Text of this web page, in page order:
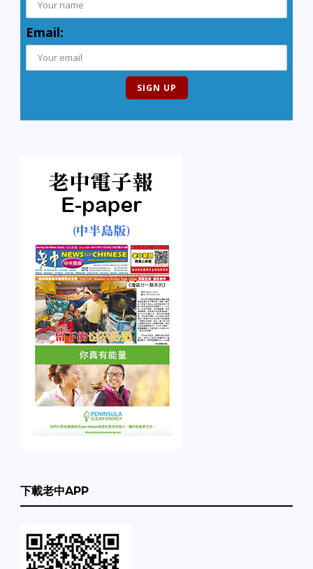
Email:
下載老中APP